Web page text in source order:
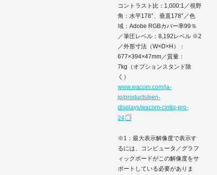
コントラスト比：1,000:1／視野
角：水平178°、垂直178°／色
域：Adobe RGBカバー率99％
／筆圧レベル：8,192レベル ※2
／外形寸法（W×D×H）：
677×394×47mm／質量：
7kg（オプションスタンド除
く）
www.wacom.com/ja-
jp/products/pen-
displays/wacom-cintiq-pro-
24
※1：最大表示解像度で表示す
るには、コンピュータ／グラフ
ィックボードがこの解像度をサ
ポートしている必要がありま